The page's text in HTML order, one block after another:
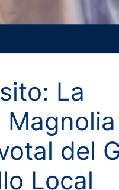
La
Magnolia
del
Local